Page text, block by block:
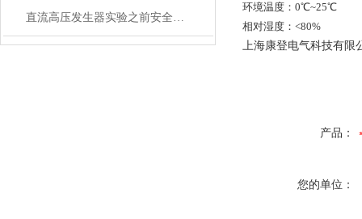
直流高压发生器实验之前安全注意事项
环境温度：0℃~25℃
相对湿度：<80%
上海康登电气科技有限
产品：
您的单位：